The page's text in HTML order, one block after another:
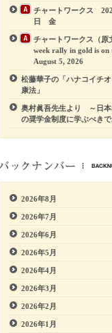
チャートワークス
日 金
チャートワークス（
week rally in gold is
August 5, 2026
松藤華子の「ハナコイチ
康法」
奥村眞吾先生より ～日本
の奨学金制度に学ぶべき
2026年8月
2026年7月
2026年6月
2026年5月
2026年4月
2026年3月
2026年2月
2026年1月